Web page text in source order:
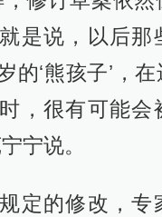
是说，以后那
的‘熊孩子’，
，很有可能会
宁说。
定的修改，专